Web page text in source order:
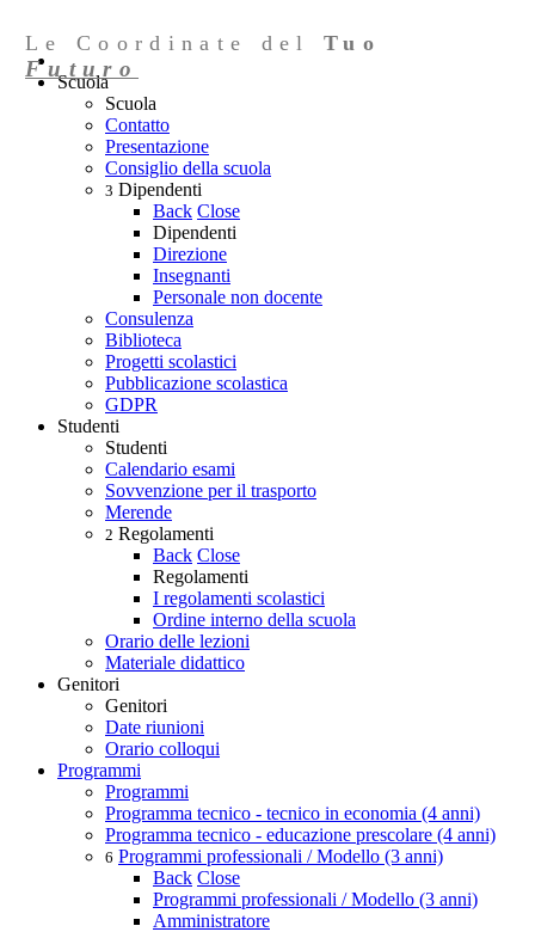
Le Coordinate delTuo
Futuro
Scuola
Scuola
Contatto
Presentazione
Consiglio della scuola
3 Dipendenti
Back Close
Dipendenti
Direzione
Insegnanti
Personale non docente
Consulenza
Biblioteca
Progetti scolastici
Pubblicazione scolastica
GDPR
Studenti
Studenti
Calendario esami
Sovvenzione per il trasporto
Merende
2 Regolamenti
Back Close
Regolamenti
I regolamenti scolastici
Ordine interno della scuola
Orario delle lezioni
Materiale didattico
Genitori
Genitori
Date riunioni
Orario colloqui
Programmi
Programmi
Programma tecnico - tecnico in economia (4 anni)
Programma tecnico - educazione prescolare (4 anni)
6 Programmi professionali / Modello (3 anni)
Back Close
Programmi professionali / Modello (3 anni)
Amministratore